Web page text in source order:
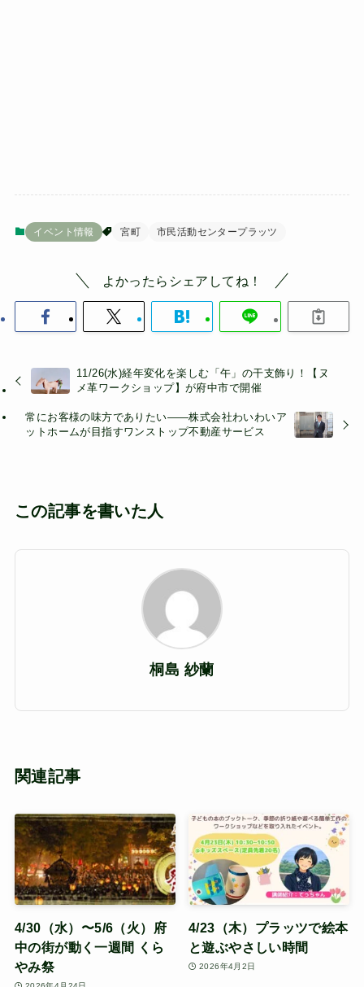
イベント情報 宮町 市民活動センタープラッツ
よかったらシェアしてね！
11/26(水)経年変化を楽しむ「午」の干支飾り！【ヌ
メ革ワークショップ】が府中市で開催
常にお客様の味方でありたい——株式会社わいわいア
ットホームが目指すワンストップ不動産サービス
この記事を書いた人
桐島 紗蘭
関連記事
4/30（水）〜5/6（火）府
中の街が動く一週間 くら
やみ祭
4/23（木）プラッツで絵本
と遊ぶやさしい時間
2026年4月2日